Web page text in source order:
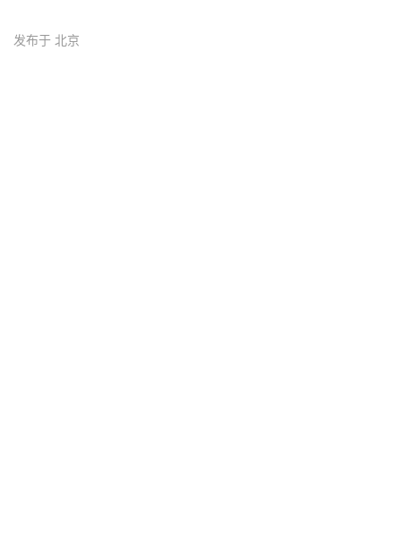
发布于 北京